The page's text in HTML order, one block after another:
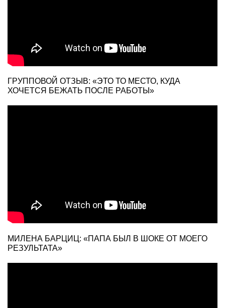
ГРУППОВОЙ ОТЗЫВ: «ЭТО ТО МЕСТО, КУДА
ХОЧЕТСЯ БЕЖАТЬ ПОСЛЕ РАБОТЫ»
МИЛЕНА БАРЦИЦ: «ПАПА БЫЛ В ШОКЕ ОТ МОЕГО
РЕЗУЛЬТАТА»